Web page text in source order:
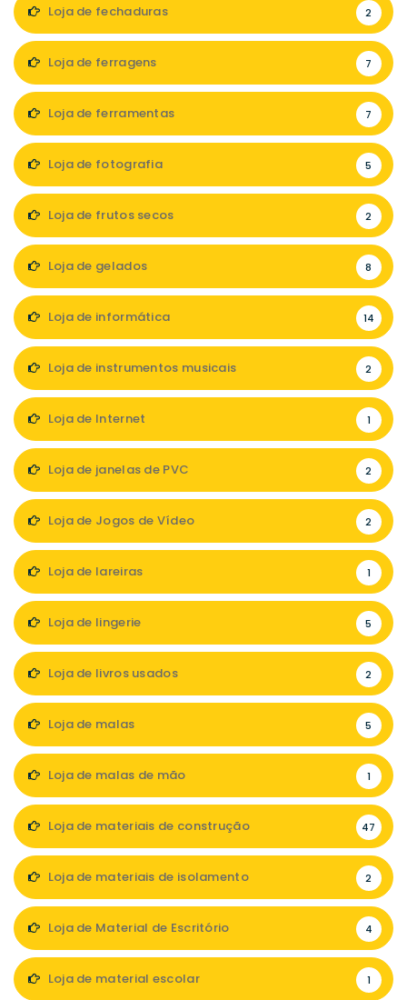
Loja de fechaduras 2
Loja de ferragens 7
Loja de ferramentas 7
Loja de fotografia 5
Loja de frutos secos 2
Loja de gelados 8
Loja de informática 14
Loja de instrumentos musicais 2
Loja de Internet 1
Loja de janelas de PVC 2
Loja de Jogos de Vídeo 2
Loja de lareiras 1
Loja de lingerie 5
Loja de livros usados 2
Loja de malas 5
Loja de malas de mão 1
Loja de materiais de construção 47
Loja de materiais de isolamento 2
Loja de Material de Escritório 4
Loja de material escolar 1